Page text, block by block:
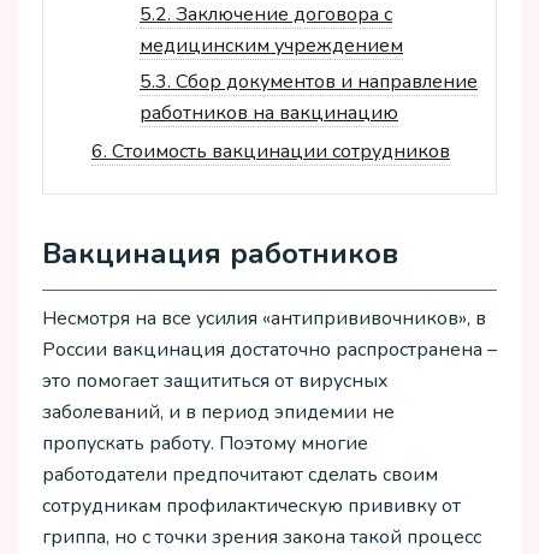
5.2. Заключение договора с
медицинским учреждением
5.3. Сбор документов и направление
работников на вакцинацию
6. Стоимость вакцинации сотрудников
Вакцинация работников
Несмотря на все усилия «антипрививочников», в
России вакцинация достаточно распространена –
это помогает защититься от вирусных
заболеваний, и в период эпидемии не
пропускать работу. Поэтому многие
работодатели предпочитают сделать своим
сотрудникам профилактическую прививку от
гриппа, но с точки зрения закона такой процесс